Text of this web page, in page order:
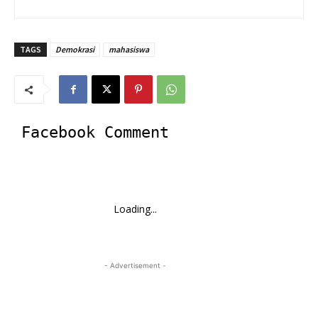
TAGS Demokrasi mahasiswa
Facebook Comment
Loading...
- Advertisement -